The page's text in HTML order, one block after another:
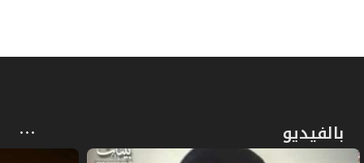
بالفيديو